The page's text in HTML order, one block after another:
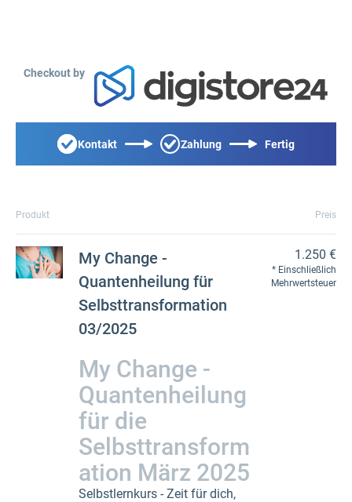
Checkout by
Kontakt Zahlung Fertig
Produkt Preis
My Change -
Quantenheilung für
Selbsttransformation
03/2025
My Change -
Quantenheilung
für die
Selbsttransform
ation März 2025
Selbstlernkurs - Zeit für dich,
1.250 €
Einschließlich
Mehrwertsteuer